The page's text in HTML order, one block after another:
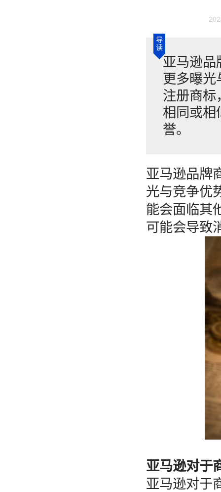
导
读
亚马逊品
更多曝光
注册商标
相同或相
誉。
亚马逊品牌
光与竞争优
能会面临其
可能会导致
亚马逊对于
亚马逊对于